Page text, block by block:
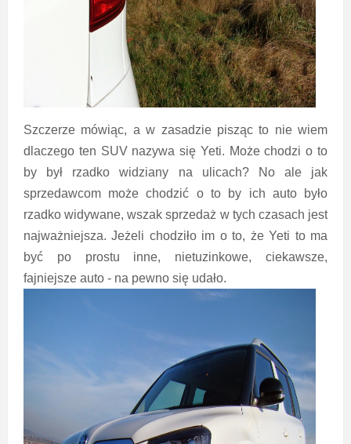
Szczerze mówiąc, a w zasadzie pisząc to nie wiem
dlaczego ten SUV nazywa się Yeti. Może chodzi o to
by był rzadko widziany na ulicach? No ale jak
sprzedawcom może chodzić o to by ich auto było
rzadko widywane, wszak sprzedaż w tych czasach jest
najważniejsza. Jeżeli chodziło im o to, że Yeti to ma
być po prostu inne, nietuzinkowe, ciekawsze,
fajniejsze auto - na pewno się udało.